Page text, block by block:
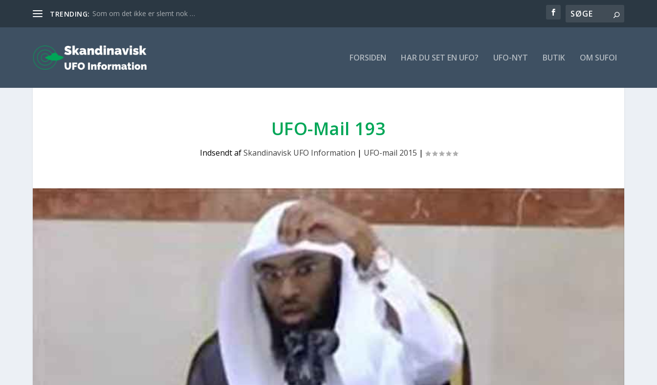
TRENDING: Som om det ikke er slemt nok …
FOR­SI­DEN HAR DU SET EN UFO? UFO-NYT BUTIK OM SUFOI
UFO-Mail 193
Indsendt afSkandinavisk UFO Information | UFO-mail 2015 |